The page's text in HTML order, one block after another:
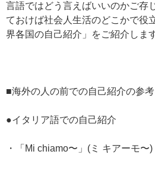
言語ではどう言えばいいのかご存
ておけば社会人生活のどこかで役
界各国の自己紹介」をご紹介します
■海外の人の前での自己紹介の参考
●イタリア語での自己紹介
・「Mi chiamo〜」(ミ キアーモ〜)